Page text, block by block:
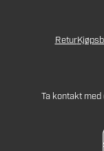
Retur
Ta kontakt